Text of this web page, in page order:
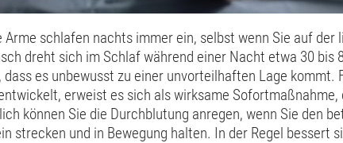
Arme schlafen nachts immer ein, selbst wenn Sie auf der
dreht sich im Schlaf während einer Nacht etwa 30 bis
dass es unbewusst zu einer unvorteilhaften Lage kommt.
erweist es sich als wirksame Sofortmaßnahme,
können Sie die Durchblutung anregen, wenn Sie den
strecken und in Bewegung halten. In der Regel bessert